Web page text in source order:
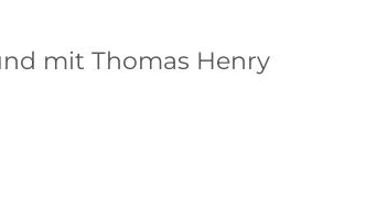
mit Thomas Henry